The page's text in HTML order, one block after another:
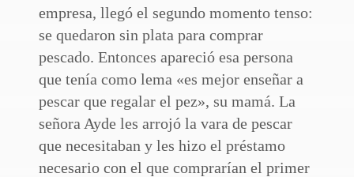
empresa, llegó el segundo momento tenso:
se quedaron sin plata para comprar
pescado. Entonces apareció esa persona
que tenía como lema «es mejor enseñar a
pescar que regalar el pez», su mamá. La
señora Ayde les arrojó la vara de pescar
que necesitaban y les hizo el préstamo
necesario con el que comprarían el primer